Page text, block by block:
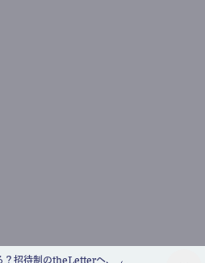
？招待制のtheLetterへ、